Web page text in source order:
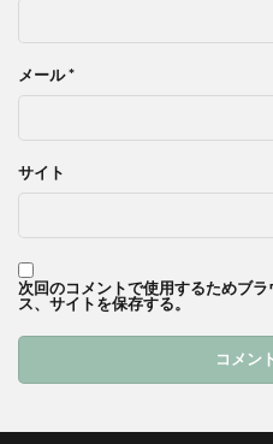
メール*
サイト
次回のコメントで使用するためブ
ス、サイトを保存する。